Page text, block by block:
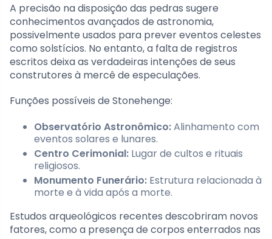
A precisão na disposição das pedras sugere
conhecimentos avançados de astronomia,
possivelmente usados para prever eventos celestes
como solstícios. No entanto, a falta de registros
escritos deixa as verdadeiras intenções de seus
construtores à mercê de especulações.
Funções possíveis de Stonehenge:
Observatório Astronômico:Alinhamento com
eventos solares e lunares.
Centro Cerimonial: Lugar de cultos e rituais
religiosos.
Monumento Funerário: Estrutura relacionada à
morte e à vida após a morte.
Estudos arqueológicos recentes descobriram novos
fatores, como a presença de corpos enterrados nas